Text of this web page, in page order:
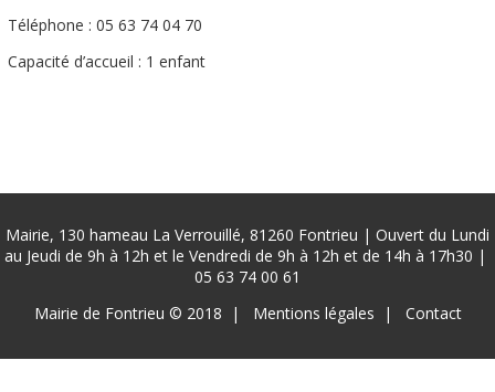
Téléphone : 05 63 74 04 70
Capacité d’accueil : 1 enfant
Mairie, 130 hameau La Verrouillé, 81260 Fontrieu | Ouvert du Lundi
au Jeudi de 9h à 12h et le Vendredi de 9h à 12h et de 14h à 17h30 |
05 63 74 00 61
page
Mairie de Fontrieu © 2018 Mentions légales Contact